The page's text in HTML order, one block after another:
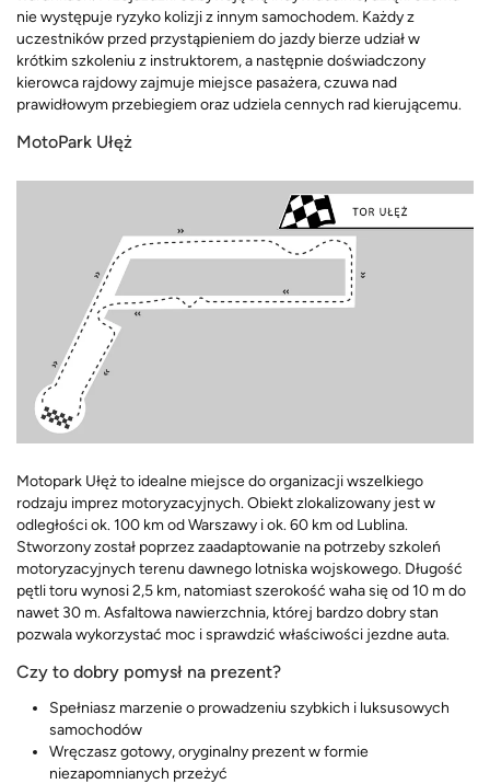
nie występuje ryzyko kolizji z innym samochodem. Każdy z
uczestników przed przystąpieniem do jazdy bierze udział w
krótkim szkoleniu z instruktorem, a następnie doświadczony
kierowca rajdowy zajmuje miejsce pasażera, czuwa nad
prawidłowym przebiegiem oraz udziela cennych rad kierującemu.
MotoPark Ułęż
Motopark Ułęż to idealne miejsce do organizacji wszelkiego
rodzaju imprez motoryzacyjnych. Obiekt zlokalizowany jest w
odległości ok. 100 km od Warszawy i ok. 60 km od Lublina.
Stworzony został poprzez zaadaptowanie na potrzeby szkoleń
motoryzacyjnych terenu dawnego lotniska wojskowego. Długość
pętli toru wynosi 2,5 km, natomiast szerokość waha się od 10 m do
nawet 30 m. Asfaltowa nawierzchnia, której bardzo dobry stan
pozwala wykorzystać moc i sprawdzić właściwości jezdne auta.
Czy to dobry pomysł na prezent?
Spełniasz marzenie o prowadzeniu szybkich i luksusowych
samochodów
Wręczasz gotowy, oryginalny prezent w formie
niezapomnianych przeżyć